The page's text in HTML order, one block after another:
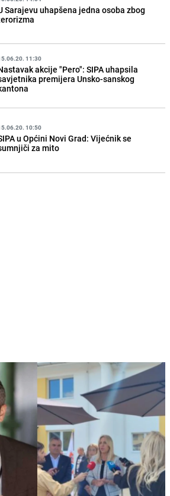
Sarajevu uhapšena jedna osoba zbog
11:30
akcije "Pero": SIPA uhapsila
premijera Unsko-sanskog
10:50
u Općini Novi Grad: Vijećnik se
za mito